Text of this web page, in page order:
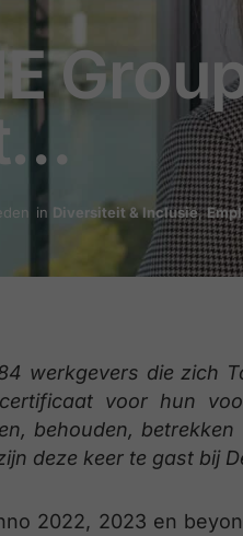
in Diversiteit & Inclusie,
werkgevers die zich
voor hun
behouden,
deze keer te gast bij
2022, 2023 en